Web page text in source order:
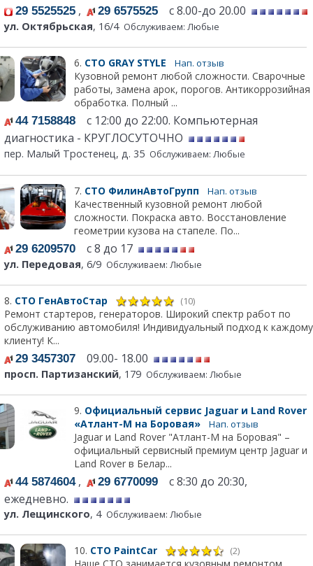
29 5525525 , 29 6575525 с 8.00-до 20.00
ул. Октябрьская, 16/4 Обслуживаем: Любые
6. СТО GRAY STYLE Нап. отзыв
Кузовной ремонт любой сложности. Сварочные
работы, замена арок, порогов. Антикоррозийная
обработка. Полный ...
44 7158848 с 12:00 до 22:00. Компьютерная
диагностика - КРУГЛОСУТОЧНО
пер. Малый Тростенец, д. 35 Обслуживаем: Любые
7. СТО ФилинАвтоГрупп Нап. отзыв
Качественный кузовной ремонт любой
сложности. Покраска авто. Восстановление
геометрии кузова на стапеле. По...
29 6209570 с 8 до 17
ул. Передовая, 6/9 Обслуживаем: Любые
8. СТО ГенАвтоСтар (10)
Ремонт стартеров, генераторов. Широкий спектр работ по
обслуживанию автомобиля! Индивидуальный подход к каждому
клиенту! К...
29 3457307 09.00- 18.00
просп. Партизанский, 179 Обслуживаем: Любые
9. Официальный сервис Jaguar и Land Rover
«Атлант-М на Боровая»
Нап. отзыв
Jaguar и Land Rover "Атлант-М на Боровая" –
официальный сервисный премиум центр Jaguar и
Land Rover в Белар...
44 5874604, 29 6770099 с 8:30 до 20:30,
ежедневно.
ул. Лещинского, 4 Обслуживаем: Любые
10. СТО PaintCar (2)